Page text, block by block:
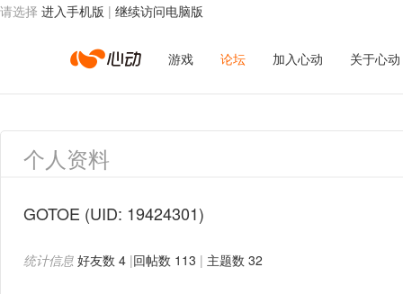
请选择 进入手机版 | 继续访问电脑版
心
动
络
游戏 论坛 加入心动 关于心动
个人资料
GOTOE (UID: 19424301)
统计信息 好友数 4 |回帖数 113 | 主题数 32